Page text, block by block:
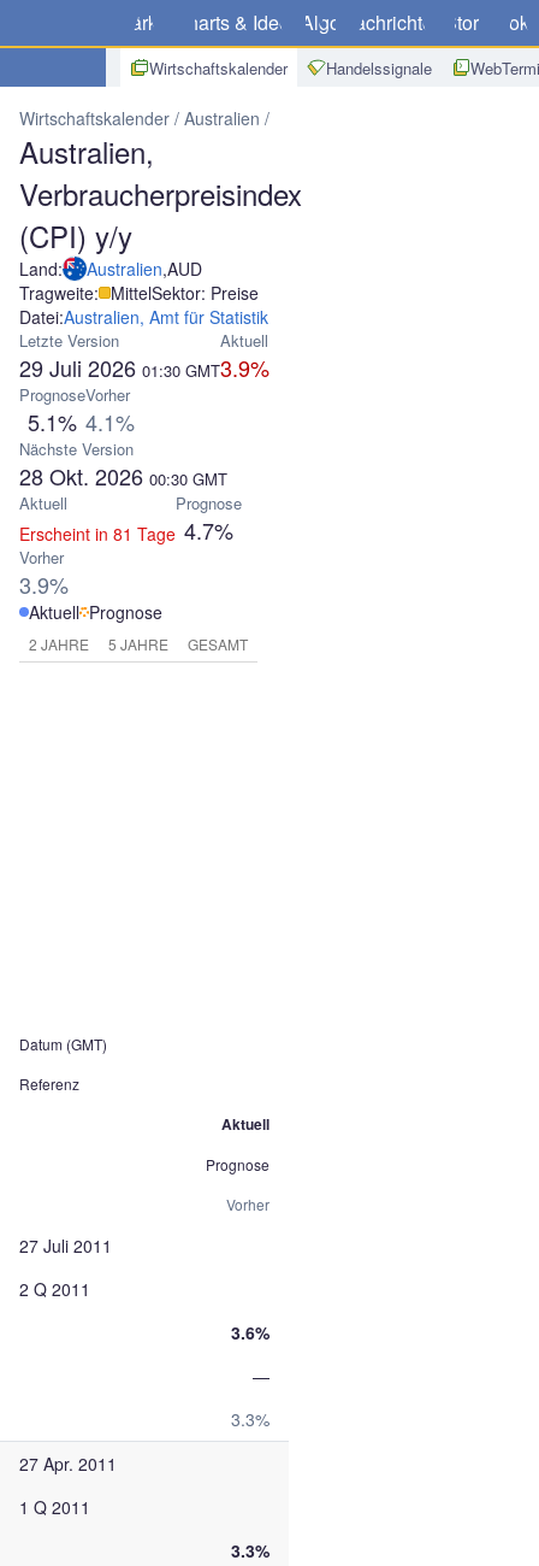
Märkte Charts & Ideen Algo Nachrichten Store
Wirtschaftskalender Handelssignale
Wirtschaftskalender Australien
Australien,
Verbraucherpreisindex
(CPI) y/y
Land: Australien,AUD
Tragweite: MittelSektor: Preise
Datei:Australien, Amt für Statistik
Letzte Version
29 Juli 2026 01:30 GMT
Aktuell
3.9%
Prognose
5.1%
Vorher
4.1%
Nächste Version
28 Okt. 2026 00:30 GMT
Aktuell
Erscheint in 81 Tage
Prognose
4.7%
Vorher
3.9%
Aktuell Prognose
2 JAHRE 5 JAHRE GESAMT
Datum (GMT)
Referenz
Aktuell
Prognose
Vorher
27 Juli 2011
2 Q 2011
3.6%
—
3.3%
27 Apr. 2011
1 Q 2011
3.3%